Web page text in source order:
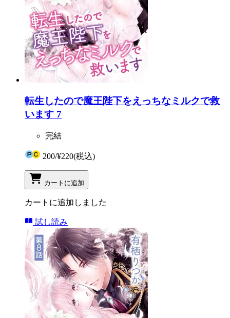
転生したので魔王陛下をえっちなミルクで救
います 7
完結
200/¥220(税込)
カートに追加
カートに追加しました
試し読み